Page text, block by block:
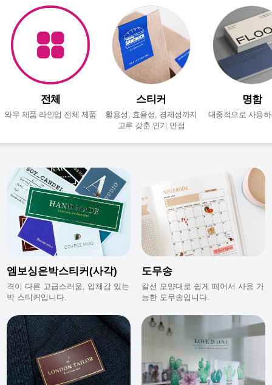
전체
와우 제품 라인업 전체 제품
스티커
활용성, 효율성, 경제성까지
고루 갖춘 인기 만점
명함
대중적으로 사용
엠보싱은박스티커(사각)
격이 다른 고급스러움, 입체감 있는
박 스티커입니다.
도무송
칼선 모양대로 쉽게 떼어서 사용 가
능한 도무송입니다.